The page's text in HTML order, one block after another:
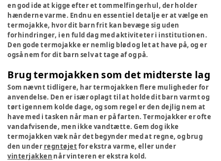
en god ide at kigge efter et tommelfingerhul, der holder
hænderne varme. Endnu en essentiel detalje er at vælge en
termojakke, hvor dit barn frit kan bevæge sig uden
forhindringer, i en fuld dag med aktiviteter i institutionen.
Den gode termojakke er nemlig blød og letat have på, og er
også nem for dit barn selv at tage af og på.
Brug termojakken som det midterste lag
Som nævnt tidligere, har termojakken flere muligheder for
anvendelse. Den er især oplagt til at holde dit barn varmt og
tørt igennem kolde dage, og som regel er den dejlig nem at
have med i tasken når man er på farten. Termojakker er ofte
vandafvisende, men ikke vandtætte. Gem dog ikke
termojakken væk når det begynder med at regne, og brug
den under regntøjetfor ekstra varme, eller under
vinterjakken når vinteren er ekstra kold.